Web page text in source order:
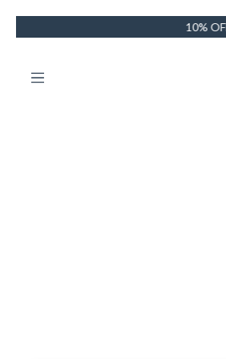
OFF por Transferencia - 3 Cuotas sin